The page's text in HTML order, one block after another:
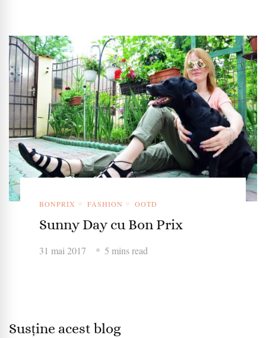
BONPRIX FASHION OOTD
Sunny Day cu Bon Prix
31 mai 2017 5 mins read
Susține acest blog